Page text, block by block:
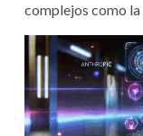
complejos como